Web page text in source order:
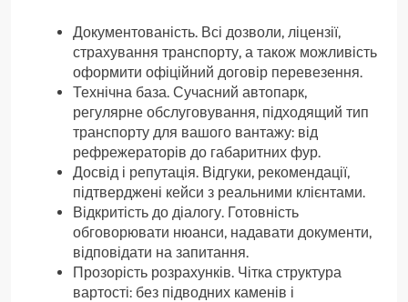
Документованість. Всі дозволи, ліцензії,
страхування транспорту, а також можливість
оформити офіційний договір перевезення.
Технічна база. Сучасний автопарк,
регулярне обслуговування, підходящий тип
транспорту для вашого вантажу: від
рефрежераторів до габаритних фур.
Досвід і репутація. Відгуки, рекомендації,
підтверджені кейси з реальними клієнтами.
Відкритість до діалогу. Готовність
обговорювати нюанси, надавати документи,
відповідати на запитання.
Прозорість розрахунків. Чітка структура
вартості: без підводних каменів і